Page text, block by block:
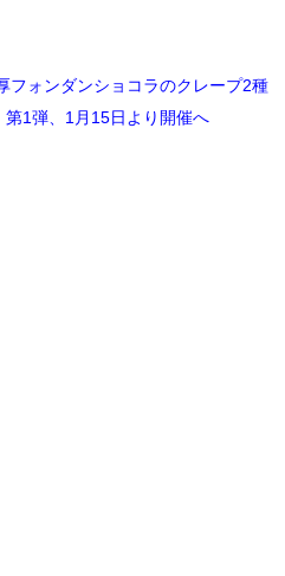
フォンダンショコラのクレープ2種
第1弾、1月15日より開催へ